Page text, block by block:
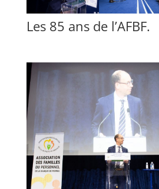
Les 85 ans de l’AFBF.